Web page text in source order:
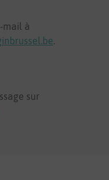
mail à
.
sur